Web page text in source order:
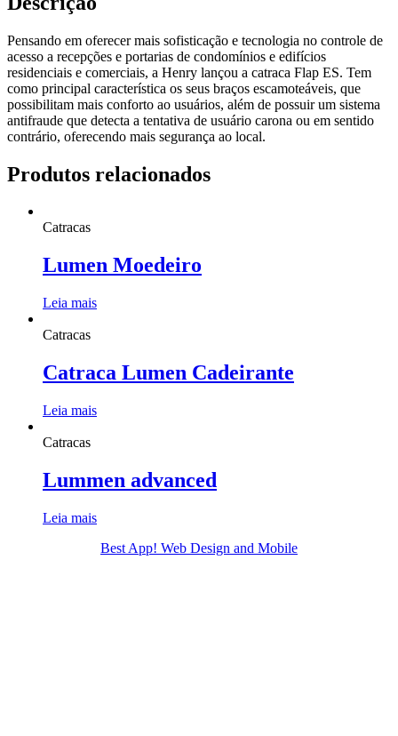
Pensando em oferecer mais sofisticação e tecnologia no controle de
acesso a recepções e portarias de condomínios e edifícios
residenciais e comerciais, a Henry lançou a catraca Flap ES. Tem
como principal característica os seus braços escamoteáveis, que
possibilitam mais conforto ao usuários, além de possuir um sistema
antifraude que detecta a tentativa de usuário carona ou em sentido
contrário, oferecendo mais segurança ao local.
Produtos relacionados
Catracas
Lumen Moedeiro
Leia mais
Catracas
Catraca Lumen Cadeirante
Leia mais
Catracas
Lummen advanced
Leia mais
Best App! Web Design and Mobile